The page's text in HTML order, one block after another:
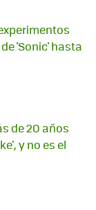
'Sonic' hasta
de 20 años
y no es el